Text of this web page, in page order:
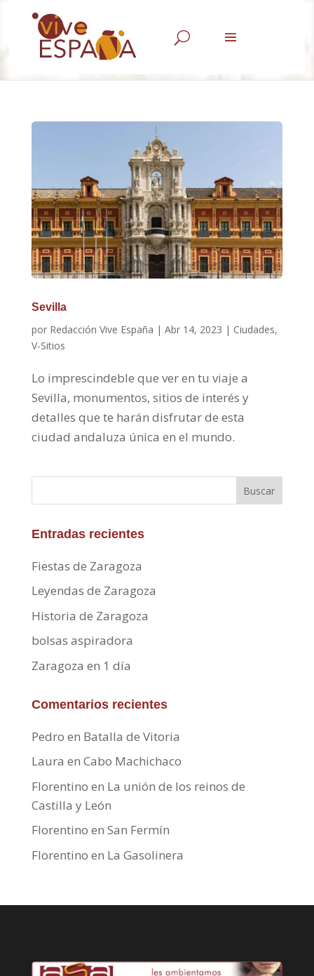
U
Sevilla
por Redacción Vive España | Abr 14, 2023 | Ciudades,
V-Sitios
Lo imprescindeble que ver en tu viaje a
Sevilla, monumentos, sitios de interés y
detalles que te harán disfrutar de esta
ciudad andaluza única en el mundo.
Buscar
Entradas recientes
Fiestas de Zaragoza
Leyendas de Zaragoza
Historia de Zaragoza
bolsas aspiradora
Zaragoza en 1 día
Comentarios recientes
Pedro en Batalla de Vitoria
Laura en Cabo Machichaco
Florentino en La unión de los reinos de
Castilla y León
Florentino en San Fermín
Florentino en La Gasolinera